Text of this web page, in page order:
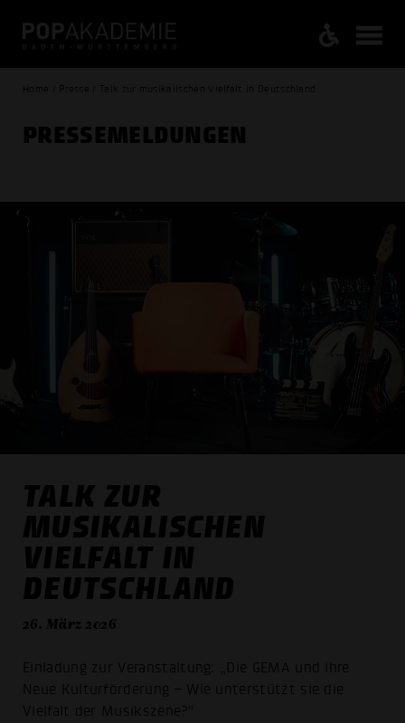
Home / Presse / Talk zur musikalischen Vielfalt in Deutschland
PRESSE­MELDUNGEN
TALK ZUR
MUSIKALISCHEN
VIELFALT IN
DEUTSCHLAND
26. März 2026
Einladung zur Veranstaltung: „Die GEMA und ihre
Neue Kulturförderung – Wie unterstützt sie die
Vielfalt der Musikszene?“